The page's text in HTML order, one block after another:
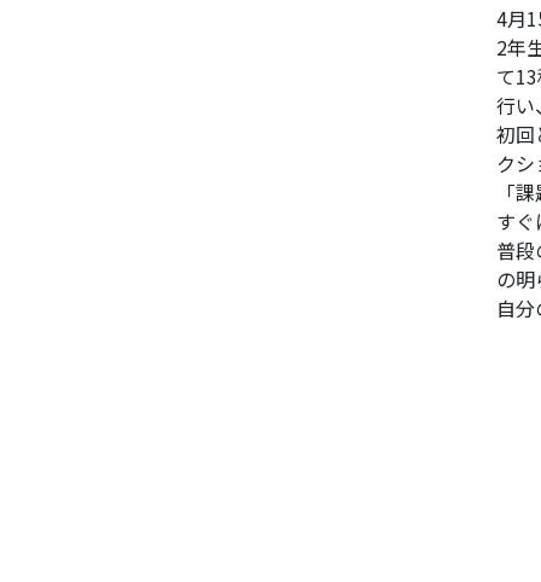
4月
2年
て
行い
初回
ク
「
す
普
の
自